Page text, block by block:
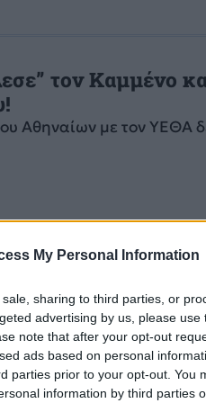
My Personal Information
sharing to third parties, or
advertising by us, please
note that after your opt-out
ads based on personal
parties prior to your opt-out. You
information by third parties
τον Καμμένο
Αθηναίων με τον ΥΕΘΑ
Καμμένο: Δώσε
Δημάρχου Αθηναίων
απαραίτητη